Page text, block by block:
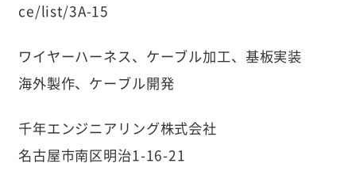
ce/list/3A-15
ワイヤーハーネス、ケーブル加工、基板実装
海外製作、ケーブル開発
千年エンジニアリング株式会社
名古屋市南区明治1-16-21